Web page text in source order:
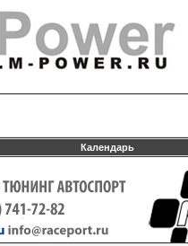
Календарь